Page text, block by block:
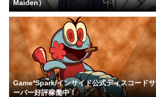
Maiden）
Game*Spark/インサイド公式ディスコードサ
ーバー好評稼働中！